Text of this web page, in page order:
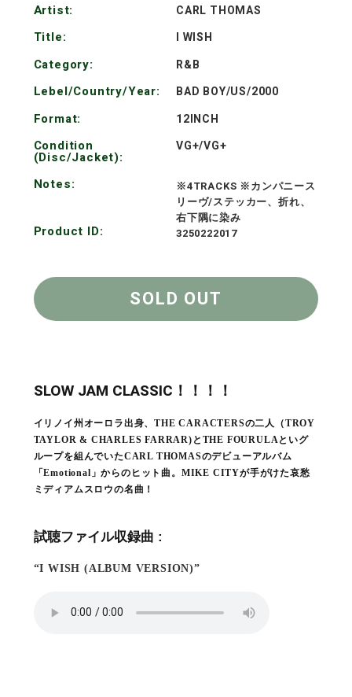
Artist: CARL THOMAS
Title: I WISH
Category: R&B
Lebel/Country/Year: BAD BOY/US/2000
Format: 12INCH
Condition
(Disc/Jacket):
VG+/VG+
Notes:
※4TRACKS ※カンパニース
リーヴ/ステッカー、折れ、
右下隅に染み
Product ID: 3250222017
SOLD OUT
SLOW JAM CLASSIC！！！！
イリノイ州オーロラ出身、THE CARACTERSの二人（TROY
TAYLOR & CHARLES FARRAR)とTHE FOURULAといグ
ループを組んでいたCARL THOMASのデビューアルバム
「Emotional」からのヒット曲。MIKE CITYが手がけた哀愁
ミディアムスロウの名曲！
試聴ファイル収録曲 :
“I WISH (ALBUM VERSION)”